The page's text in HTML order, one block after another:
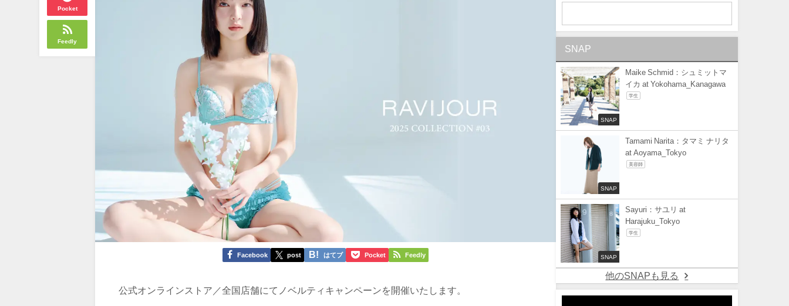
Pocket
Feedly
Facebook post はてブ Pocket Feedly
公式オンラインストア／全国店舗にてノベルティキャンペーンを開催いたします。
SNAP
SNAP
Maike Schmid：シュミットマ
イカ at Yokohama_Kanagawa
学生
SNAP
Tamami Narita：タマミ ナリタ
at Aoyama_Tokyo
美容師
SNAP
Sayuri：サユリ at
Harajuku_Tokyo
学生
他のSNAPも見る